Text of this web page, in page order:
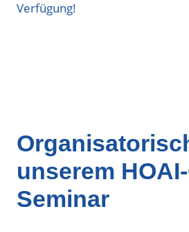
Verfügung!
unserem
Seminar